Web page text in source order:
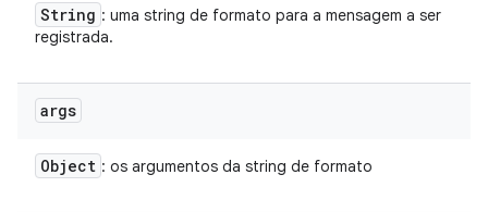
String : uma string de formato para a mensagem a ser
registrada.
args
Object : os argumentos da string de formato